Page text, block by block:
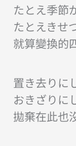
たとえ季節
たとえきせ
就算變換的
置き去りに
おきざりに
拋棄在此也